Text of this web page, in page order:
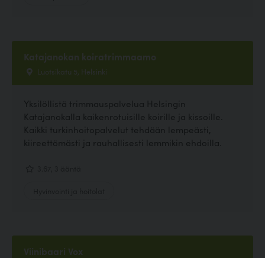
Katajanokan koiratrimmaamo
Luotsikatu 5, Helsinki
Yksilöllistä trimmauspalvelua Helsingin
Katajanokalla kaikenrotuisille koirille ja kissoille.
Kaikki turkinhoitopalvelut tehdään lempeästi,
kiireettömästi ja rauhallisesti lemmikin ehdoilla.
Viinibaari Vox